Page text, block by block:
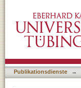
Publikationsdienste →